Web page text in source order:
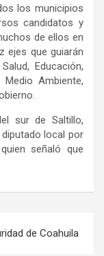
los municipios
candidatos y
de ellos en
ejes que guiarán
Educación,
Medio Ambiente,
sur de Saltillo,
local por
señaló que
de Coahuila